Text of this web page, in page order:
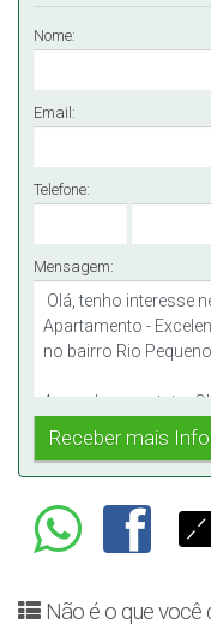
Nome:
Email:
Telefone:
Mensagem:
Não é o que você